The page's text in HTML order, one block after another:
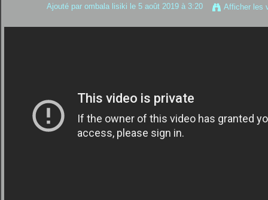
Ajouté par ombala lisiki le 5 août 2019 à 3:20 Afficher les